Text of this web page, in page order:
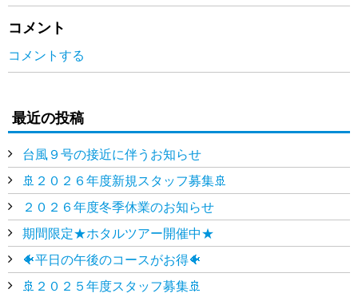
コメント
コメントする
最近の投稿
台風９号の接近に伴うお知らせ
🚢２０２６年度新規スタッフ募集🚢
２０２６年度冬季休業のお知らせ
期間限定★ホタルツアー開催中★
🐠平日の午後のコースがお得🐠
🚢２０２５年度スタッフ募集🚢